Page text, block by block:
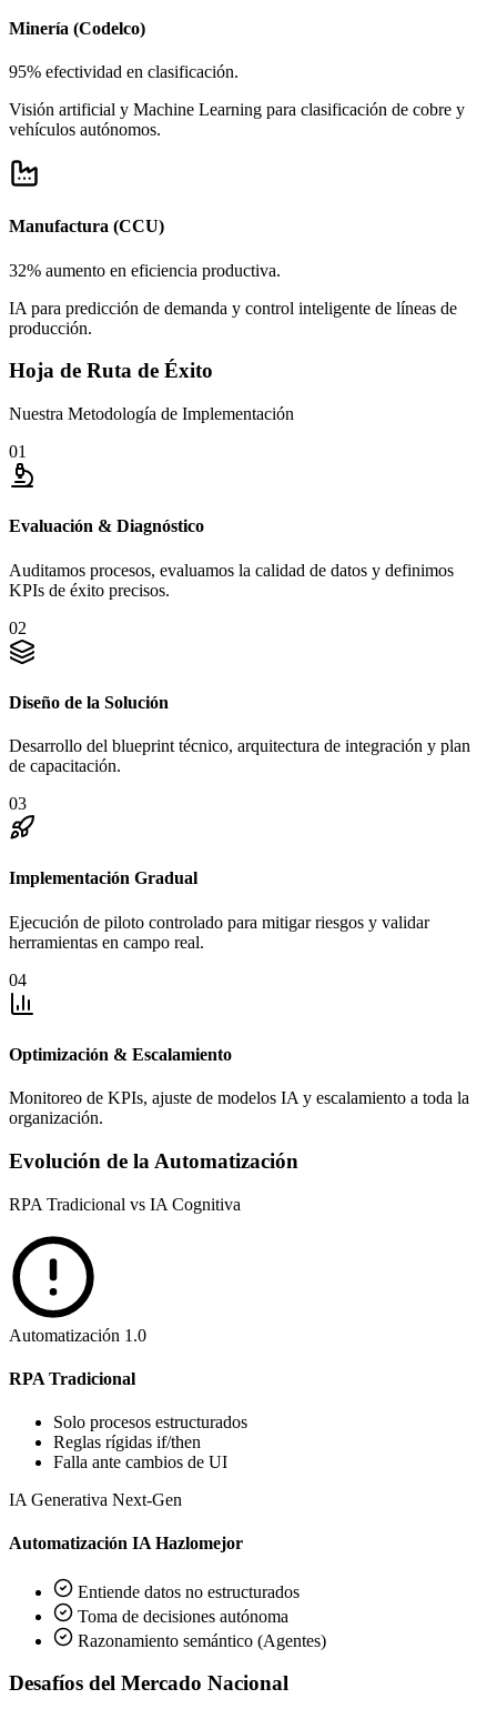
Minería (Codelco)
95% efectividad en clasificación.
Visión artificial y Machine Learning para clasificación de cobre y
vehículos autónomos.
Manufactura (CCU)
32% aumento en eficiencia productiva.
IA para predicción de demanda y control inteligente de líneas de
producción.
Hoja de Ruta de Éxito
Nuestra Metodología de Implementación
01
Evaluación & Diagnóstico
Auditamos procesos, evaluamos la calidad de datos y definimos
KPIs de éxito precisos.
02
Diseño de la Solución
Desarrollo del blueprint técnico, arquitectura de integración y plan
de capacitación.
03
Implementación Gradual
Ejecución de piloto controlado para mitigar riesgos y validar
herramientas en campo real.
04
Optimización & Escalamiento
Monitoreo de KPIs, ajuste de modelos IA y escalamiento a toda la
organización.
Evolución de la Automatización
RPA Tradicional vs IA Cognitiva
Automatización 1.0
RPA Tradicional
Solo procesos estructurados
Reglas rígidas if/then
Falla ante cambios de UI
IA Generativa Next-Gen
Automatización IA Hazlomejor
Entiende datos no estructurados
Toma de decisiones autónoma
Razonamiento semántico (Agentes)
Desafíos del Mercado Nacional